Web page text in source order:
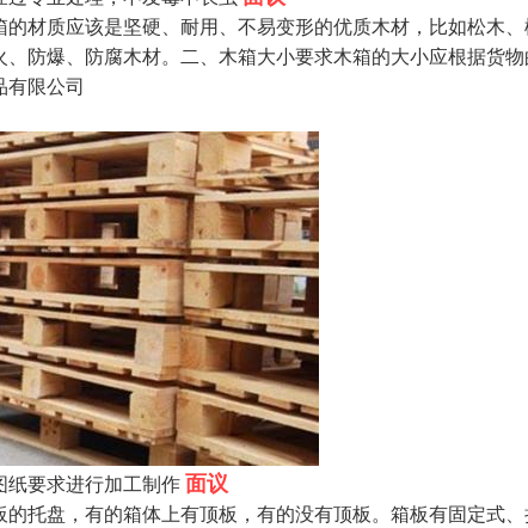
材质应该是坚硬、耐用、不易变形的优质木材，比如松木
防爆、防腐木材。二、木箱大小要求木箱的大小应根据货
有限公司
纸要求进行加工制作面议
托盘，有的箱体上有顶板，有的没有顶板。箱板有固定式